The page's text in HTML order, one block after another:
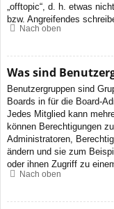
„offtopic“, d. h. etwas
bzw. Angreifendes
Nach oben
Was sind
Benutzergruppen sind
Boards in für die Board-
Jedes Mitglied kann
können Berechtigungen
Administratoren,
ändern und sie zum
oder ihnen Zugriff zu
Nach oben